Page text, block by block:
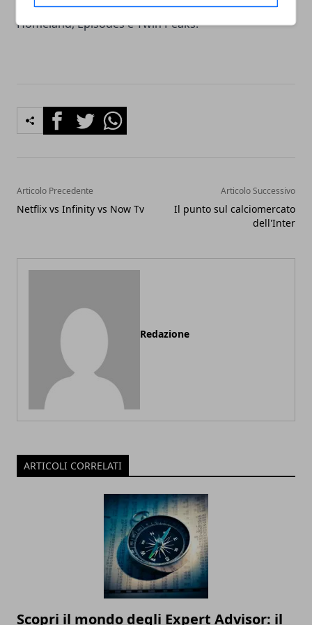
estremamente affilate nel suo arco, come
Homeland, Episodes e Twin Peaks.
FacebookTwitterWhatsapp
Articolo Precedente
Netflix vs Infinity vs Now Tv
Articolo Successivo
Il punto sul calciomercato
dell'Inter
Redazione
ARTICOLI CORRELATI
Scopri il mondo degli Expert Advisor: il